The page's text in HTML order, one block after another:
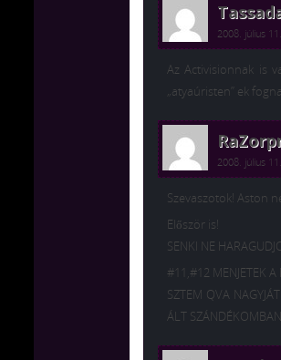
2008. július
Az Activisionnak is
„atyaúristen” ek
2008. július
Szevaszotok! Aston
Először is!
SENKI NE
#11,#12 MENJETEK A
SZTEM QVA
ÁLT